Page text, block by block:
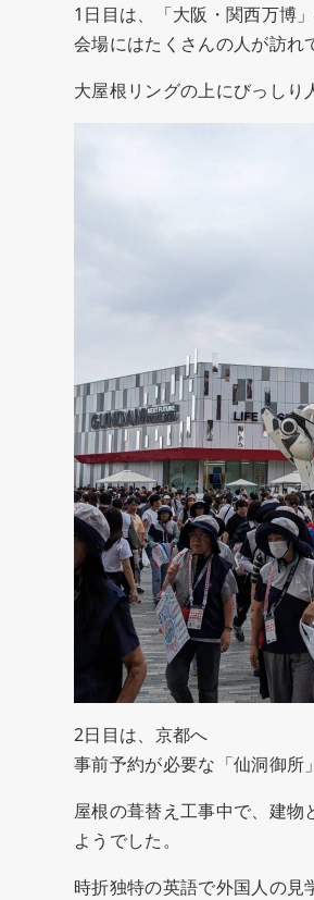
1日目は、「大阪・関西万博
会場にはたくさんの人が訪れ
大屋根リングの上にびっし
2日目は、京都へ
事前予約が必要な「仙洞御所
屋根の葺替え工事中で、建
ようでした。
時折独特の英語で外国人の見